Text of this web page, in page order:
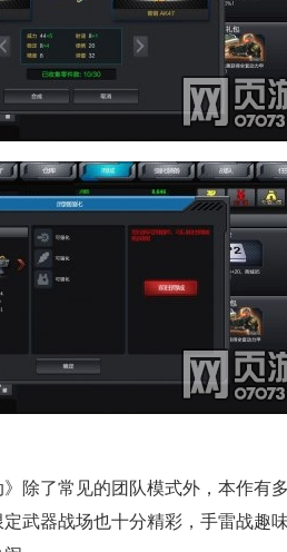
》除了常见的团队模式外，本作
武器战场也十分精彩，手雷战趣